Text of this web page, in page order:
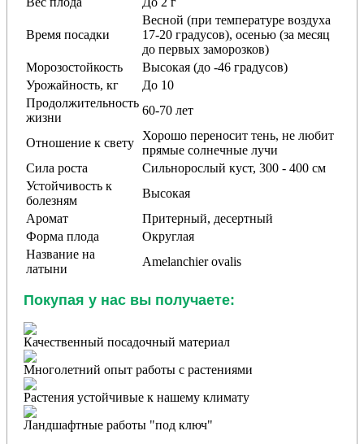
Время посадки
Весной (при температуре воздуха
17-20 градусов), осенью (за месяц
до первых заморозков)
Морозостойкость
Высокая (до -46 градусов)
Урожайность, кг
До 10
Продолжительность
жизни
60-70 лет
Отношение к свету
Хорошо переносит тень, не любит
прямые солнечные лучи
Сила роста
Сильнорослый куст, 300 - 400 см
Устойчивость к
болезням
Высокая
Аромат
Притерный, десертный
Форма плода
Округлая
Название на
латыни
Amelanchier ovalis
Покупая у нас вы получаете:
Качественный посадочный материал
Многолетний опыт работы с растениями
Растения устойчивые к нашему климату
Ландшафтные работы "под ключ"